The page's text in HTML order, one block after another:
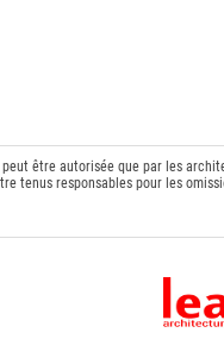
être autorisée que par les
tenus responsables pour les